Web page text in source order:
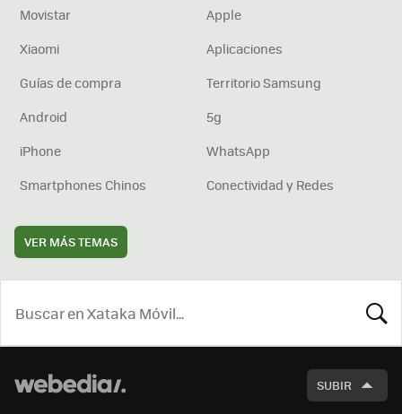
Movistar
Apple
Xiaomi
Aplicaciones
Guías de compra
Territorio Samsung
Android
5g
iPhone
WhatsApp
Smartphones Chinos
Conectividad y Redes
VER MÁS TEMAS
SUBIR